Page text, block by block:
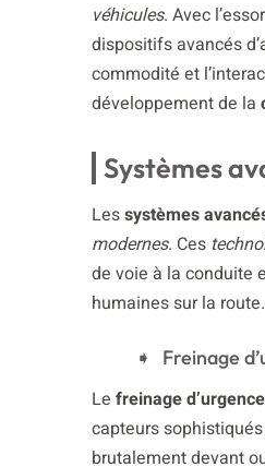
véhicules. Avec
dispositifs avancés
commodité et
développement de la
Systèmes
Lessystèmes
modernes. Ces
de voie à la conduite
humaines sur la route.
Freinage
Le freinage
capteurs
brutalement devant